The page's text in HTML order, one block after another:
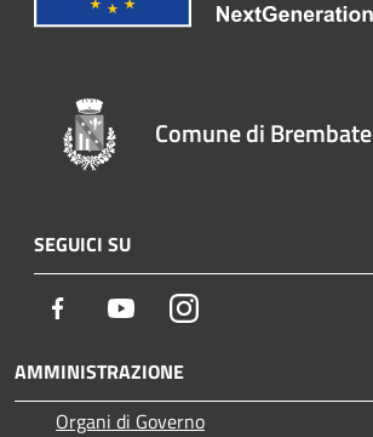
Comune di Brembate
SEGUICI SU
Facebook YoutubeInstagram
AMMINISTRAZIONE
Organi di Governo